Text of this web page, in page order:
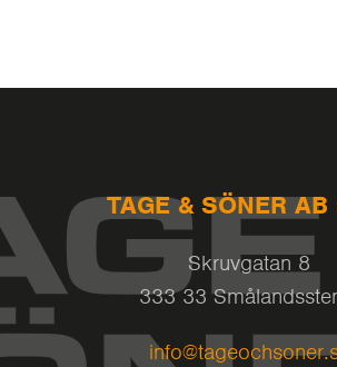
TAGE & SÖNER
Skruvgatan 8
333 33